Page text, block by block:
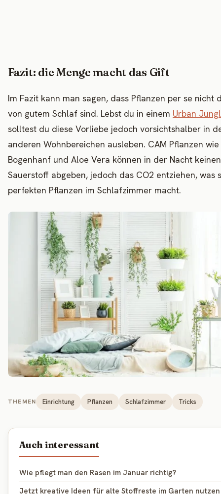
Fazit: die Menge macht das Gift
Im Fazit kann man sagen, dass Pflanzen per se nicht
von gutem Schlaf sind. Lebst du in einem Urban
solltest du diese Vorliebe jedoch vorsichtshalber in
anderen Wohnbereichen ausleben. CAM Pflanzen wie
Bogenhanf und Aloe Vera können in der Nacht keinen
Sauerstoff abgeben, jedoch das CO2 entziehen, was
perfekten Pflanzen im Schlafzimmer macht.
THEMEN Einrichtung Pflanzen Schlafzimmer Tricks
Auch interessant
Wie pflegt man den Rasen im Januar richtig?
Jetzt kreative Ideen für alte Stoffreste im Garten nutzen